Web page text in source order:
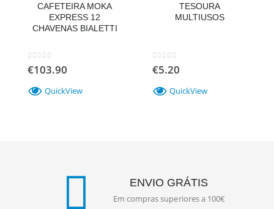
CAFETEIRA MOKA
EXPRESS 12
CHAVENAS BIALETTI
0out of 5
€103.90
QuickView
TESOURA
MULTIUSOS
0out of 5
€5.20
QuickView
ENVIO GRÁTIS
Em compras superiores a 100€